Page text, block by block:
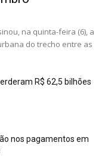
na quinta-feira (6), a
do trecho entre as
R$ 62,5 bilhões
nos pagamentos em